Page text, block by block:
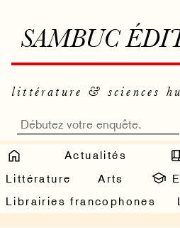
SAMBUC
littérature & sciences
Actualités
Littérature
Arts
Librairies francophones